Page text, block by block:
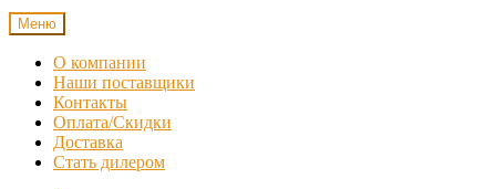
Меню
О компании
Наши поставщики
Контакты
Оплата/Скидки
Доставка
Стать дилером